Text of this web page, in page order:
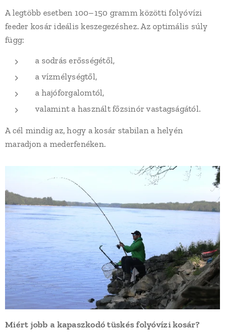
A legtöbb esetben 100–150 gramm közötti folyóvízi
feeder kosár ideális keszegezéshez. Az optimális súly
függ:
a sodrás erősségétől,
a vízmélységtől,
a hajóforgalomtól,
valamint a használt főzsinór vastagságától.
A cél mindig az, hogy a kosár stabilan a helyén
maradjon a mederfenéken.
Miért jobb a kapaszkodó tüskés folyóvízi kosár?